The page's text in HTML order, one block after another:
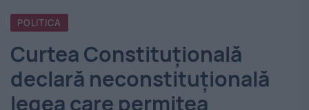
România
-
Evenimentul
Zilei
POLITICA
Curtea Constituțională
declară neconstituțională
legea care permitea